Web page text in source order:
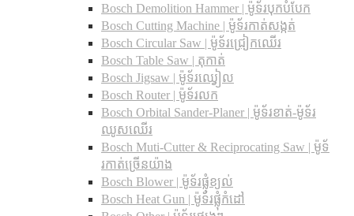
Bosch Demolition Hammer | ម៉ូទ័របុកបំបែក
Bosch Cutting Machine | ម៉ូទ័រកាត់សង្កត់
Bosch Circular Saw | ម៉ូទ័រជ្រៀកឈើរ
Bosch Table Saw | តុកាត់
Bosch Jigsaw | ម៉ូទ័រឈ្វៀល
Bosch Router | ម៉ូទ័រលក
Bosch Orbital Sander-Planer​ | ម៉ូទ័រខាត់-ម៉ូទ័រ
ឈូសឈើរ
Bosch Muti-Cutter & Reciprocating Saw​ | ម៉ូទ័
រកាត់ច្រើនយ៉ាង
Bosch Blower | ម៉ូទ័រផ្លុំខ្យល់
Bosch Heat Gun | ម៉ូទ័រផ្លុំកំដៅ